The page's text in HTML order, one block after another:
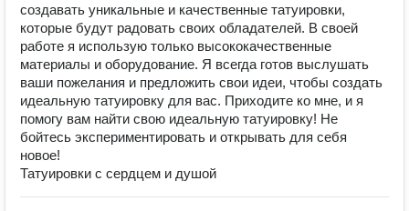
создавать уникальные и качественные татуировки,
которые будут радовать своих обладателей. В своей
работе я использую только высококачественные
материалы и оборудование. Я всегда готов выслушать
ваши пожелания и предложить свои идеи, чтобы создать
идеальную татуировку для вас. Приходите ко мне, и я
помогу вам найти свою идеальную татуировку! Не
бойтесь экспериментировать и открывать для себя
новое!
Татуировки с сердцем и душой